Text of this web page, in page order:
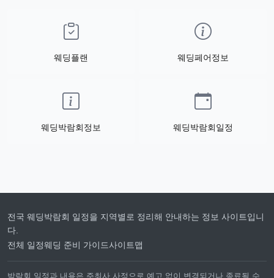
웨딩플랜 웨딩페어정보
웨딩박람회정보 웨딩박람회일정
전국 웨딩박람회 일정을 지역별로 정리해 안내하는 정보 사이트입니
다.
전체 일정웨딩 준비 가이드사이트맵
박람회 일정과 내용은 주최사 사정으로 예고 없이 변경되거나 종료될 수